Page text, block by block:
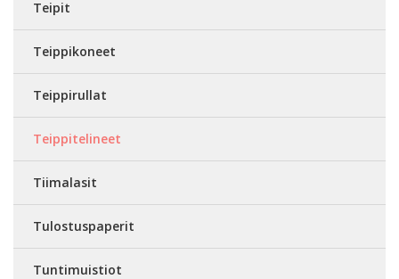
Teipit
Teippikoneet
Teippirullat
Teippitelineet
Tiimalasit
Tulostuspaperit
Tuntimuistiot